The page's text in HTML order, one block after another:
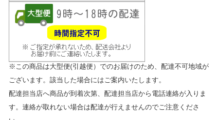
※この商品は大型便(引越便）でのお届けのため、配達不可地域が
ございます。該当した場合にはご案内いたします。
配達担当店へ商品が到着次第、配達担当店から電話連絡が入りま
す。連絡が取れない場合は配達が行えませんのでご注意くださ